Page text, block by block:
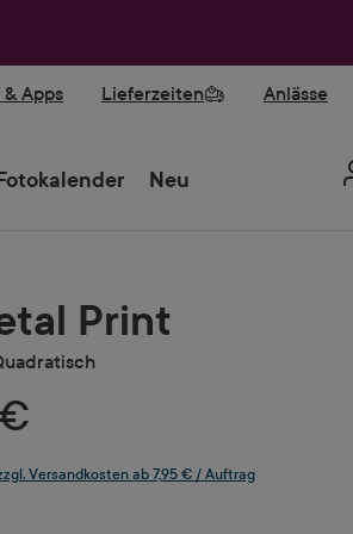
Apps Lieferzeiten Anlässe
Fotokalender Neu
Print
Versandkosten ab 7,95 € / Auftrag